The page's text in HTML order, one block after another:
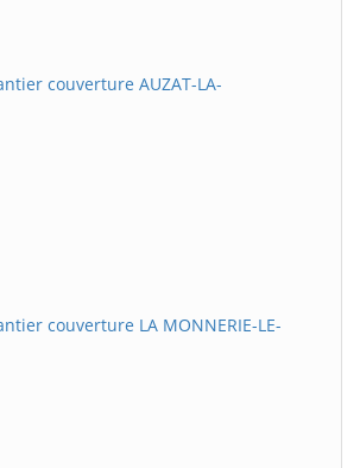
couverture AUZAT-LA-
couverture LA MONNERIE-LE-